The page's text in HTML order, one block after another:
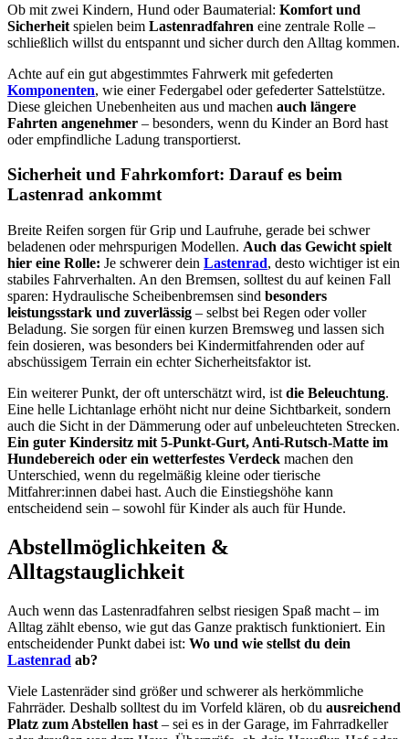
Ob mit zwei Kindern, Hund oder Baumaterial: Komfort und
Sicherheit spielen beim Lastenradfahren eine zentrale Rolle –
schließlich willst du entspannt und sicher durch den Alltag kommen.
Achte auf ein gut abgestimmtes Fahrwerk mit gefederten
Komponenten, wie einer Federgabel oder gefederter Sattelstütze.
Diese gleichen Unebenheiten aus und machen auch längere
Fahrten angenehmer – besonders, wenn du Kinder an Bord hast
oder empfindliche Ladung transportierst.
Sicherheit und Fahrkomfort: Darauf es beim
Lastenrad ankommt
Breite Reifen sorgen für Grip und Laufruhe, gerade bei schwer
beladenen oder mehrspurigen Modellen. Auch das Gewicht spielt
hier eine Rolle: Je schwerer dein Lastenrad, desto wichtiger ist ein
stabiles Fahrverhalten. An den Bremsen, solltest du auf keinen Fall
sparen: Hydraulische Scheibenbremsen sind besonders
leistungsstark und zuverlässig – selbst bei Regen oder voller
Beladung. Sie sorgen für einen kurzen Bremsweg und lassen sich
fein dosieren, was besonders bei Kindermitfahrenden oder auf
abschüssigem Terrain ein echter Sicherheitsfaktor ist.
Ein weiterer Punkt, der oft unterschätzt wird, ist die Beleuchtung.
Eine helle Lichtanlage erhöht nicht nur deine Sichtbarkeit, sondern
auch die Sicht in der Dämmerung oder auf unbeleuchteten Strecken.
Ein guter Kindersitz mit 5-Punkt-Gurt, Anti-Rutsch-Matte im
Hundebereich oder ein wetterfestes Verdeck machen den
Unterschied, wenn du regelmäßig kleine oder tierische
Mitfahrer:innen dabei hast. Auch die Einstiegshöhe kann
entscheidend sein – sowohl für Kinder als auch für Hunde.
Abstellmöglichkeiten &
Alltagstauglichkeit
Auch wenn das Lastenradfahren selbst riesigen Spaß macht – im
Alltag zählt ebenso, wie gut das Ganze praktisch funktioniert. Ein
entscheidender Punkt dabei ist: Wo und wie stellst du dein
Lastenrad ab?
Viele Lastenräder sind größer und schwerer als herkömmliche
Fahrräder. Deshalb solltest du im Vorfeld klären, ob du ausreichend
Platz zum Abstellen hast – sei es in der Garage, im Fahrradkeller